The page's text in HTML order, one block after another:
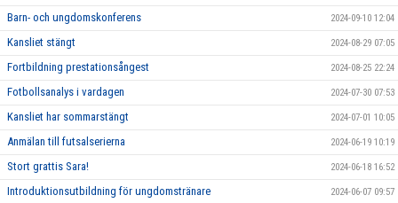
Barn- och ungdomskonferens 2024-09-10 12:04
Kansliet stängt 2024-08-29 07:05
Fortbildning prestationsångest 2024-08-25 22:24
Fotbollsanalys i vardagen 2024-07-30 07:53
Kansliet har sommarstängt 2024-07-01 10:05
Anmälan till futsalserierna 2024-06-19 10:19
Stort grattis Sara! 2024-06-18 16:52
Introduktionsutbildning för ungdomstränare 2024-06-07 09:57